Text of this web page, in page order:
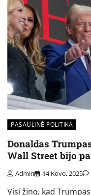
PASAULINĖ POLITIKA
Donaldas
Wall Street bijo
Admin 14 Kovo, 2025
Visi žino, kad